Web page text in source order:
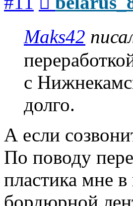
Maks42
с
долго.
А если
По поводу
пластика мне в
бордюрной